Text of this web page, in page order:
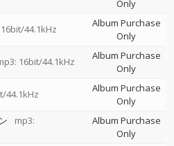
Only
44.1kHz
Album Purchase
Only
16bit/44.1kHz
Album Purchase
Only
44.1kHz
Album Purchase
Only
mp3:
Album Purchase
Only